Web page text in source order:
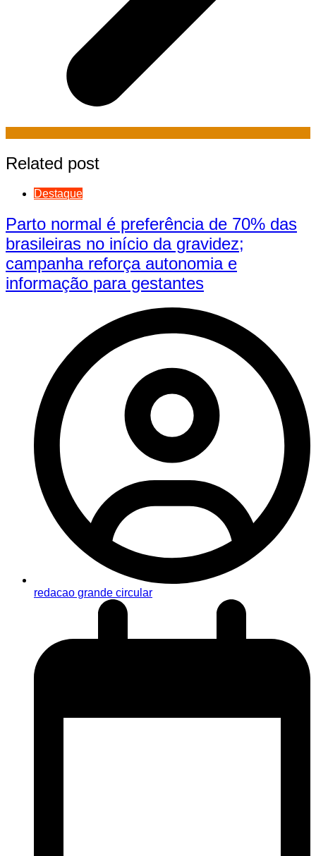
Related post
Destaque
Parto normal é preferência de 70% das
brasileiras no início da gravidez;
campanha reforça autonomia e
informação para gestantes
redacao grande circular